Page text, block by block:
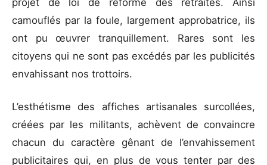
camouflés par la foule, largement approbatrice, ils
ont pu œuvrer tranquillement. Rares sont les
citoyens qui ne sont pas excédés par les publicités
envahissant nos trottoirs.
L’esthétisme des affiches artisanales surcollées,
créées par les militants, achèvent de convaincre
chacun du caractère gênant de l’envahissement
publicitaires qui, en plus de vous tenter par des